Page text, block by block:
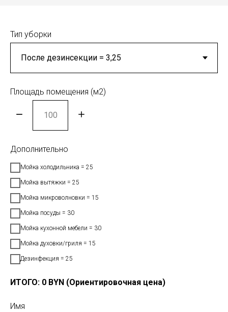
Тип уборки
Площадь помещения (м2)
Дополнительно
Мойка холодильника = 25
Мойка вытяжки = 25
Мойка микроволновки = 15
Мойка посуды = 30
Мойка кухонной мебели = 30
Мойка духовки/гриля = 15
Дезинфекция = 25
ИТОГО: 0 BYN (Ориентировочная цена)
Имя